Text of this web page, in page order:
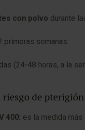
con polvo durante
primeras semanas.
(24-48 horas, a la
de pterigión
400: es la medida